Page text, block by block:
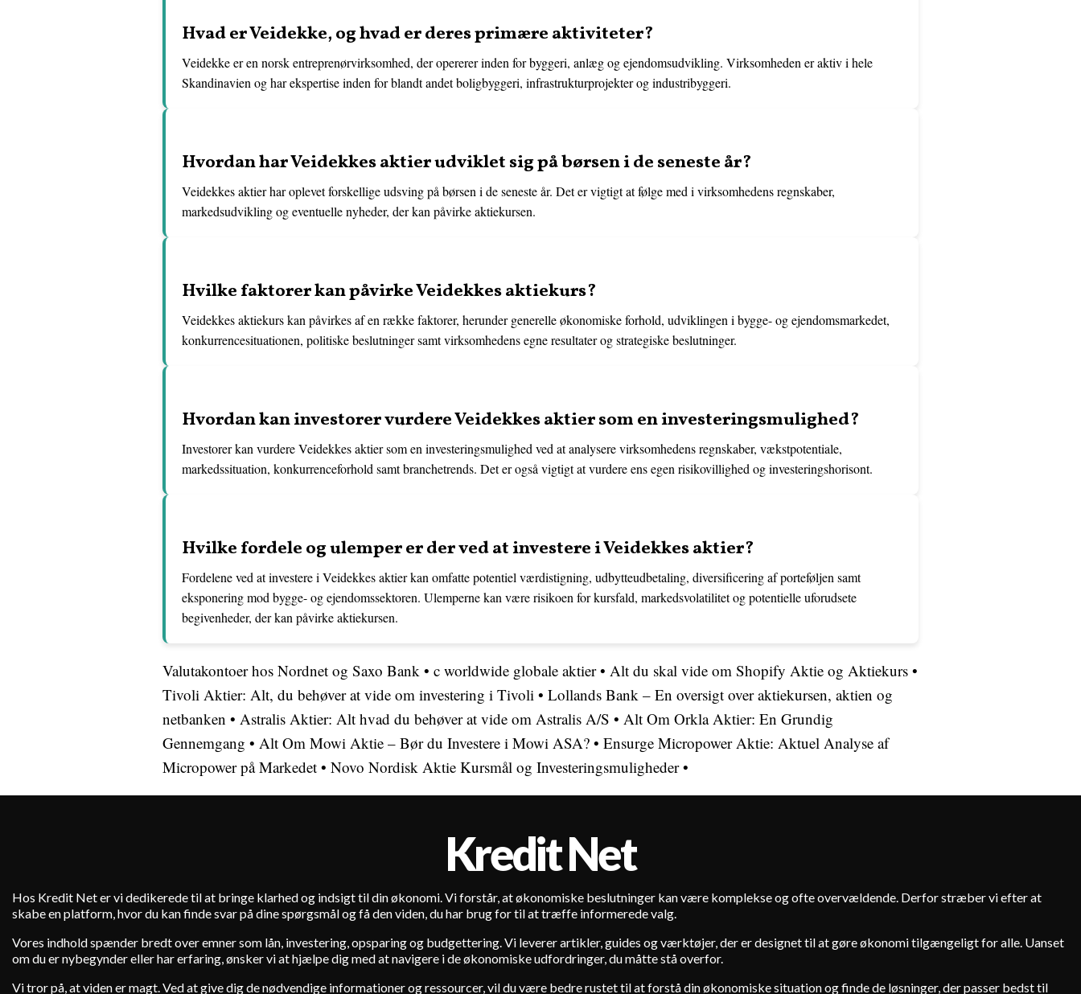
Hvad er Veidekke, og hvad er deres primære aktiviteter?
Veidekke er en norsk entreprenørvirksomhed, der opererer inden for byggeri, anlæg og ejendomsudvikling. Virksomheden er aktiv i hele
Skandinavien og har ekspertise inden for blandt andet boligbyggeri, infrastrukturprojekter og industribyggeri.
Hvordan har Veidekkes aktier udviklet sig på børsen i de seneste år?
Veidekkes aktier har oplevet forskellige udsving på børsen i de seneste år. Det er vigtigt at følge med i virksomhedens regnskaber,
markedsudvikling og eventuelle nyheder, der kan påvirke aktiekursen.
Hvilke faktorer kan påvirke Veidekkes aktiekurs?
Veidekkes aktiekurs kan påvirkes af en række faktorer, herunder generelle økonomiske forhold, udviklingen i bygge- og ejendomsmarkedet,
konkurrencesituationen, politiske beslutninger samt virksomhedens egne resultater og strategiske beslutninger.
Hvordan kan investorer vurdere Veidekkes aktier som en investeringsmulighed?
Investorer kan vurdere Veidekkes aktier som en investeringsmulighed ved at analysere virksomhedens regnskaber, vækstpotentiale,
markedssituation, konkurrenceforhold samt branchetrends. Det er også vigtigt at vurdere ens egen risikovillighed og investeringshorisont.
Hvilke fordele og ulemper er der ved at investere i Veidekkes aktier?
Fordelene ved at investere i Veidekkes aktier kan omfatte potentiel værdistigning, udbytteudbetaling, diversificering af porteføljen samt
eksponering mod bygge- og ejendomssektoren. Ulemperne kan være risikoen for kursfald, markedsvolatilitet og potentielle uforudsete
begivenheder, der kan påvirke aktiekursen.
Valutakontoer hos Nordnet og Saxo Bank • c worldwide globale aktier• Alt du skal vide om Shopify Aktie og Aktiekurs •
Tivoli Aktier: Alt, du behøver at vide om investering i Tivoli • Lollands Bank – En oversigt over aktiekursen, aktien og
netbanken • Astralis Aktier: Alt hvad du behøver at vide om Astralis A/S • Alt Om Orkla Aktier: En Grundig
Gennemgang • Alt Om Mowi Aktie – Bør du Investere i Mowi ASA? • Ensurge Micropower Aktie: Aktuel Analyse af
Micropower på Markedet • Novo Nordisk Aktie Kursmål og Investeringsmuligheder•
Kredit Net
Hos Kredit Net er vi dedikerede til at bringe klarhed og indsigt til din økonomi. Vi forstår, at økonomiske beslutninger kan være komplekse og ofte overvældende. Derfor stræber vi efter at
skabe en platform, hvor du kan finde svar på dine spørgsmål og få den viden, du har brug for til at træffe informerede valg.
Vores indhold spænder bredt over emner som lån, investering, opsparing og budgettering. Vi leverer artikler, guides og værktøjer, der er designet til at gøre økonomi tilgængeligt for alle. Uanset
om du er nybegynder eller har erfaring, ønsker vi at hjælpe dig med at navigere i de økonomiske udfordringer, du måtte stå overfor.
Vi tror på, at viden er magt. Ved at give dig de nødvendige informationer og ressourcer, vil du være bedre rustet til at forstå din økonomiske situation og finde de løsninger, der passer bedst til